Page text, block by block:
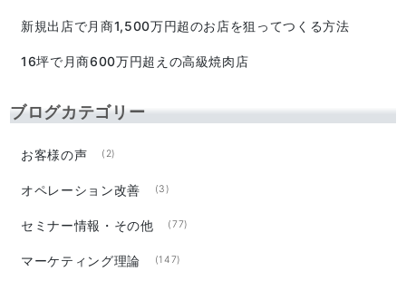
新規出店で月商1,500万円超のお店を狙ってつくる方法
16坪で月商600万円超えの高級焼肉店
ブログカテゴリー
お客様の声 (2)
オペレーション改善 (3)
セミナー情報・その他 (77)
マーケティング理論 (147)